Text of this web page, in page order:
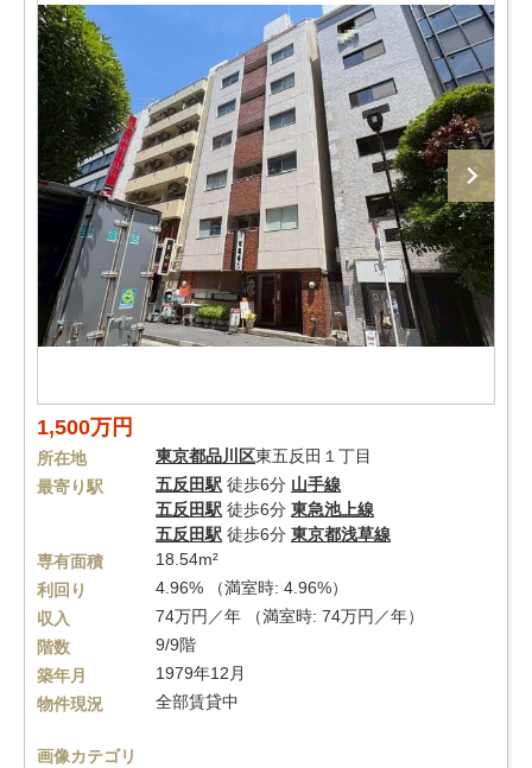
1,500万円
所在地 東京都品川区東五反田１丁目
最寄り駅
五反田駅 徒歩6分 山手線
五反田駅 徒歩6分 東急池上線
五反田駅 徒歩6分 東京都浅草線
専有面積
18.54m²
利回り
4.96% （満室時: 4.96%）
収入
74万円／年 （満室時: 74万円／年）
階数
9/9階
築年月
1979年12月
物件現況
全部賃貸中
画像カテゴリ